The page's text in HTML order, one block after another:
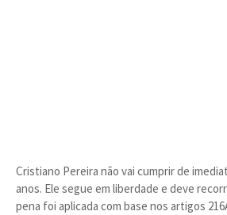
Cristiano Pereira não vai cumprir de
anos. Ele segue em liberdade e deve
pena foi aplicada com base nos artigos